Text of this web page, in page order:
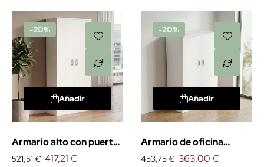
-20%
Añadir
Armario alto con puertas
4 estantes
521,51 € 417,21 €
-20%
Añadir
Armario de oficina
medio con puertas
453,75 € 363,00 €